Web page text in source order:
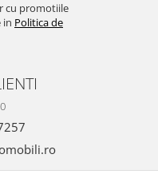
cu promotiile
in Politica de